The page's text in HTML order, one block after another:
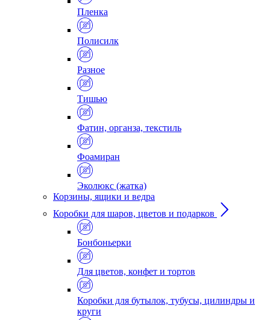
Пленка
Полисилк
Разное
Тишью
Фатин, органза, текстиль
Фоамиран
Эколюкс (жатка)
Корзины, ящики и ведра
Коробки для шаров, цветов и подарков
Бонбоньерки
Для цветов, конфет и тортов
Коробки для бутылок, тубусы, цилиндры и
круги